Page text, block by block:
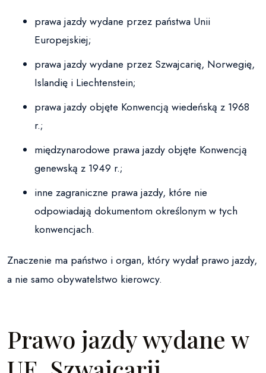
prawa jazdy wydane przez państwa Unii
Europejskiej;
prawa jazdy wydane przez Szwajcarię, Norwegię,
Islandię i Liechtenstein;
prawa jazdy objęte Konwencją wiedeńską z 1968
r.;
międzynarodowe prawa jazdy objęte Konwencją
genewską z 1949 r.;
inne zagraniczne prawa jazdy, które nie
odpowiadają dokumentom określonym w tych
konwencjach.
Znaczenie ma państwo i organ, który wydał prawo jazdy,
a nie samo obywatelstwo kierowcy.
Prawo jazdy wydane w